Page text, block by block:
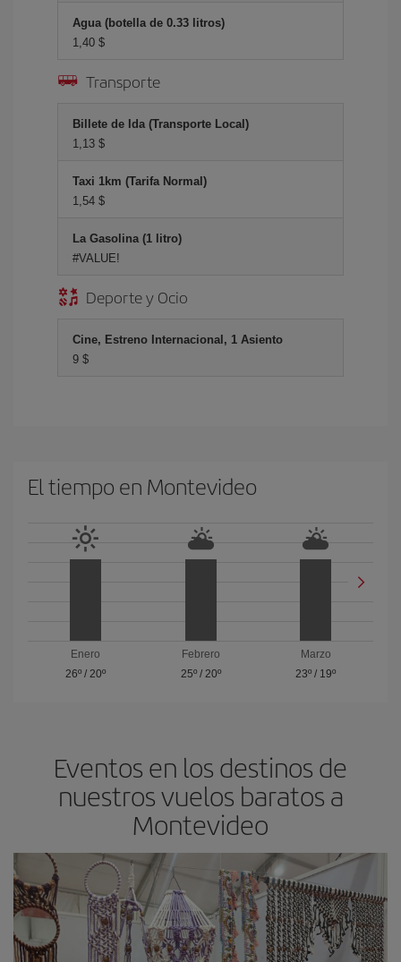
Agua (botella de 0.33 litros)
1,40 $
Transporte
Billete de Ida (Transporte Local)
1,13 $
Taxi 1km (Tarifa Normal)
1,54 $
La Gasolina (1 litro)
#VALUE!
Deporte y Ocio
Cine, Estreno Internacional, 1 Asiento
9 $
El tiempo en Montevideo
Enero
26º/ 20º
Febrero
25º/ 20º
Marzo
23º / 19º
Eventos en los destinos de
nuestros vuelos baratos a
Montevideo